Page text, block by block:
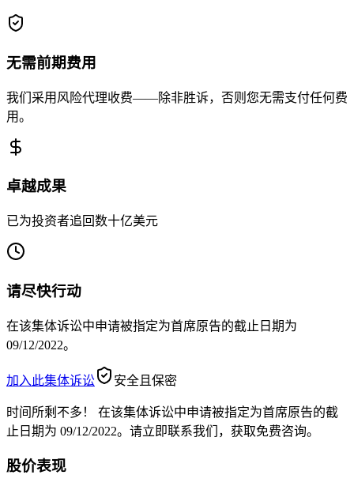
无需前期费用
我们采用风险代理收费——除非胜诉，否则您无需支付任何费
用。
卓越成果
已为投资者追回数十亿美元
请尽快行动
在该集体诉讼中申请被指定为首席原告的截止日期为
09/12/2022。
加入此集体诉讼 安全且保密
时间所剩不多！
在该集体诉讼中申请被指定为首席原告的截
止日期为 09/12/2022。请立即联系我们，获取免费咨询。
股价表现